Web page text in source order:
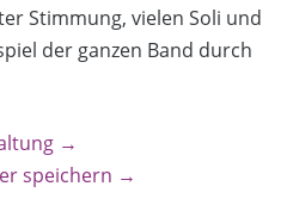
Stimmung, vielen Soli und
der ganzen Band durch
→
speichern →